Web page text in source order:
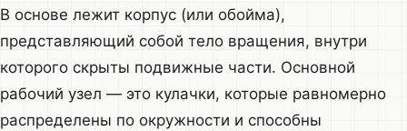
В основе лежит корпус (или обойма),
представляющий собой тело вращения, внутри
которого скрыты подвижные части. Основной
рабочий узел — это кулачки, которые равномерно
распределены по окружности и способны